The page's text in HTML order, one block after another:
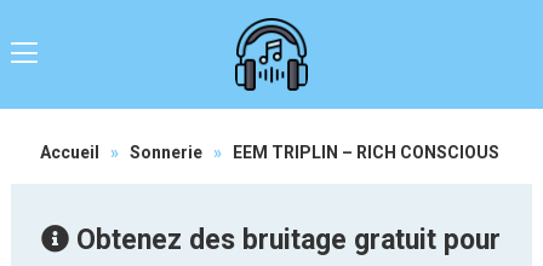
Accueil » Sonnerie » EEM TRIPLIN – RICH CONSCIOUS
Obtenez des bruitage gratuit pour